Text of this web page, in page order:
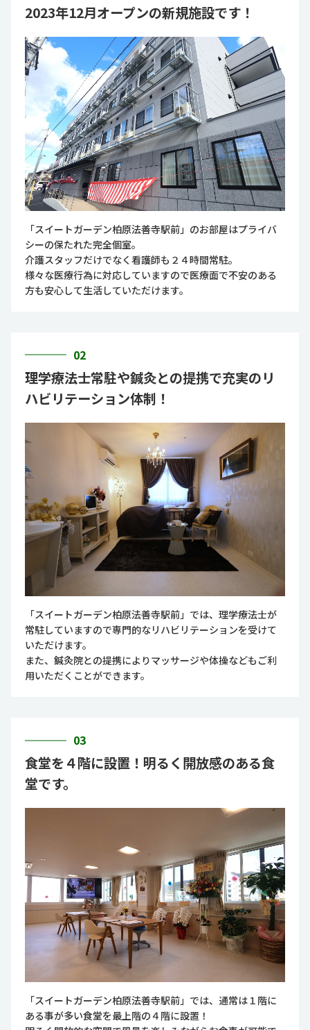
2023年12月オープンの新規施設です！
「スイートガーデン柏原法善寺駅前」のお部屋はプライバ
シーの保たれた完全個室。
介護スタッフだけでなく看護師も２４時間常駐。
様々な医療行為に対応していますので医療面で不安のある
方も安心して生活していただけます。
02
理学療法士常駐や鍼灸との提携で充実のリ
ハビリテーション体制！
「スイートガーデン柏原法善寺駅前」では、理学療法士が
常駐していますので専門的なリハビリテーションを受けて
いただけます。
また、鍼灸院との提携によりマッサージや体操などもご利
用いただくことができます。
03
食堂を４階に設置！明るく開放感のある食
堂です。
「スイートガーデン柏原法善寺駅前」では、通常は１階に
ある事が多い食堂を最上階の４階に設置！